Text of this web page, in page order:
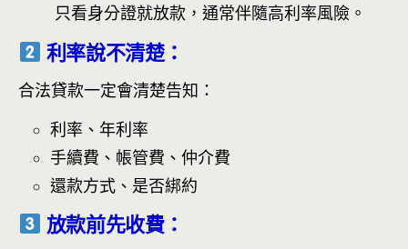
只看身分證就放款，通常伴隨高利率風險。
利率說不清楚：
合法貸款一定會清楚告知：
利率、年利率
手續費、帳管費、仲介費
還款方式、是否綁約
放款前先收費：